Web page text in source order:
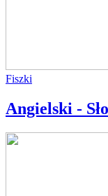
Fiszki
Angielski -